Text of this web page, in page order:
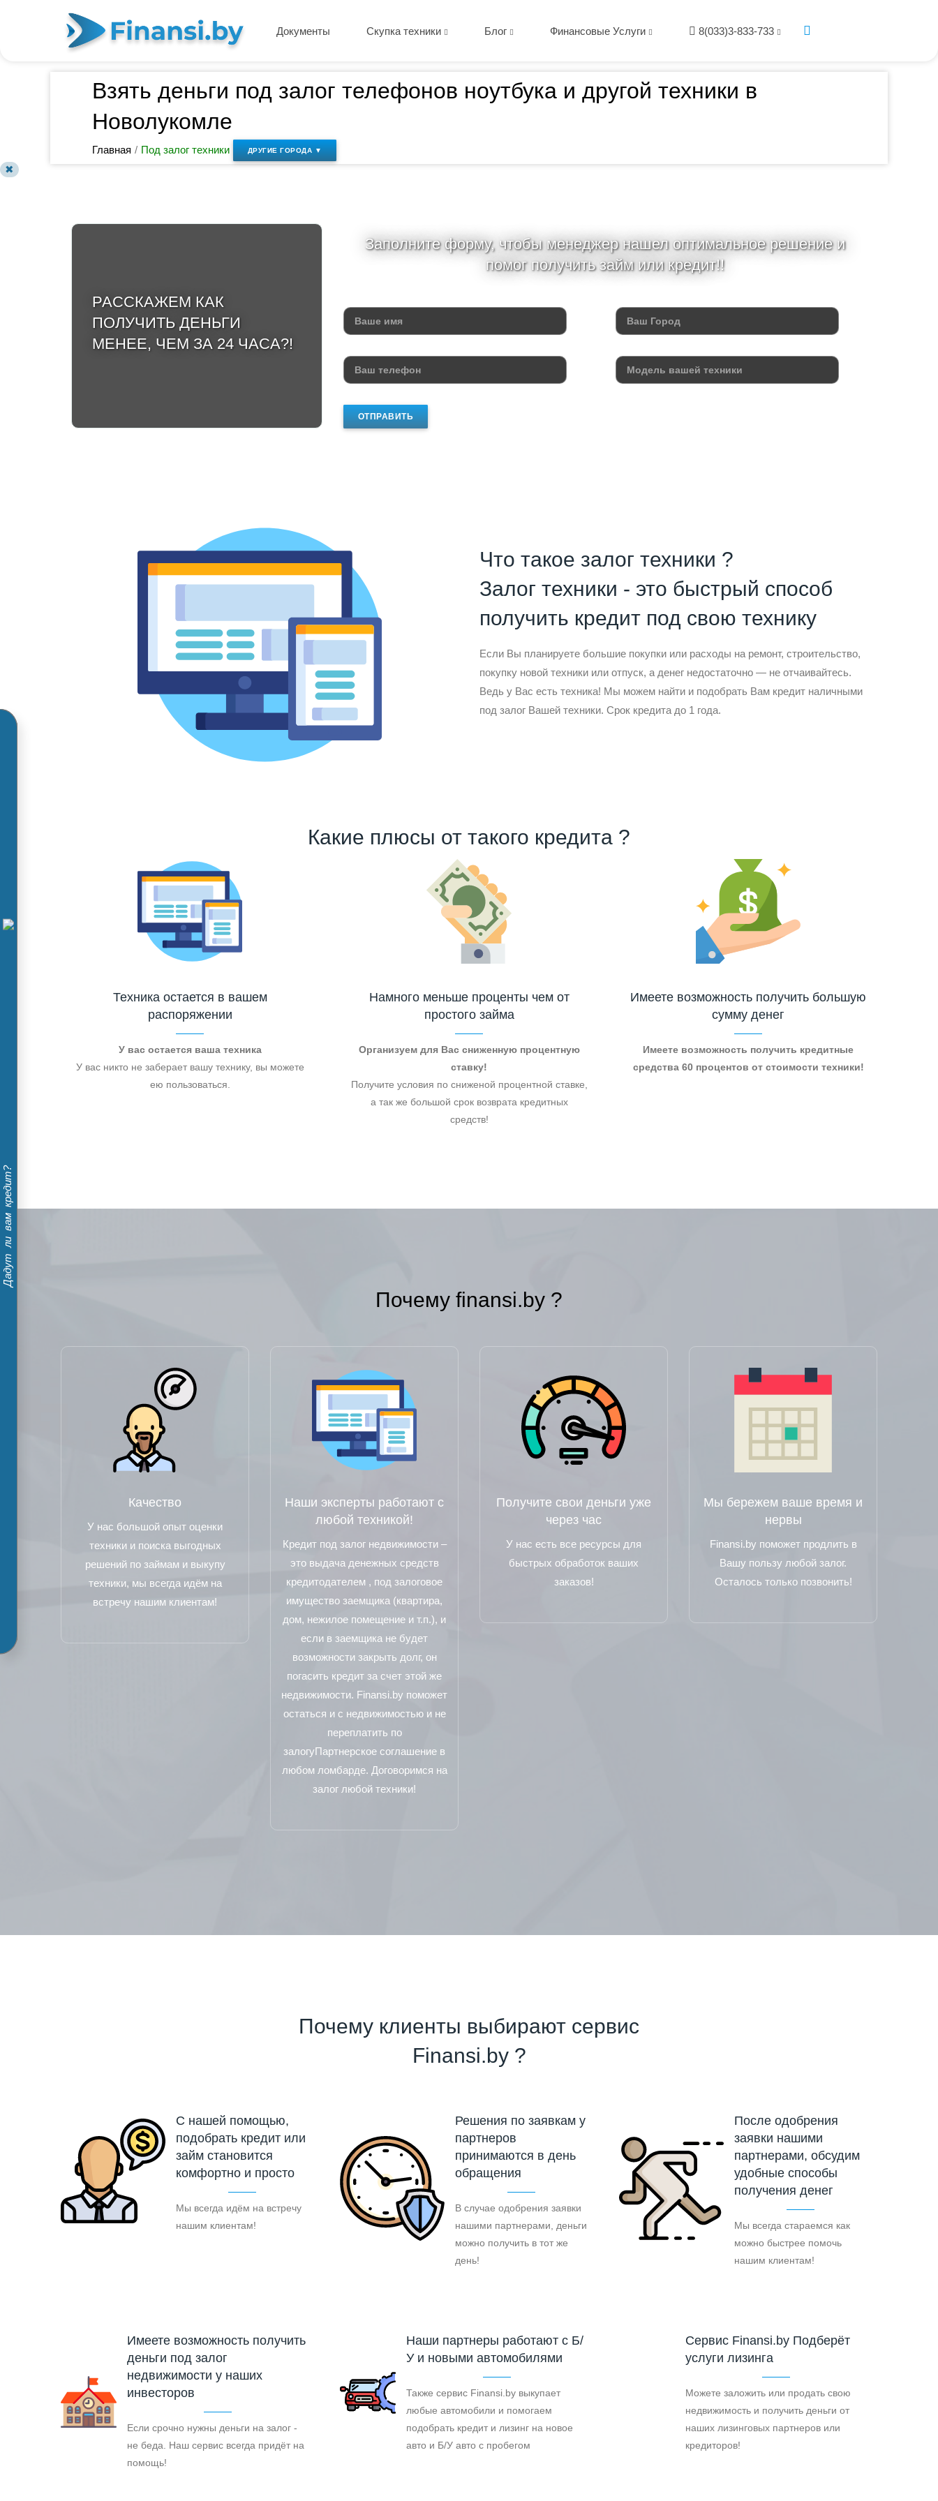
Документы Скупка техники Блог Финансовые Услуги 8(033)3-833-733
✖
Дадут ли вам кредит?
Взять деньги под залог телефонов ноутбука и другой техники в
Новолукомле
Главная / Под залог техники ДРУГИЕ ГОРОДА ▼
РАССКАЖЕМ КАК
ПОЛУЧИТЬ ДЕНЬГИ
МЕНЕЕ, ЧЕМ ЗА 24 ЧАСА?!
Заполните форму, чтобы менеджер нашел оптимальное решение и
помог получить займ или кредит!!
ОТПРАВИТЬ
Что такое залог техники ?
Залог техники - это быстрый способ
получить кредит под свою технику
Если Вы планируете большие покупки или расходы на ремонт, строительство,
покупку новой техники или отпуск, а денег недостаточно — не отчаивайтесь.
Ведь у Вас есть техника! Мы можем найти и подобрать Вам кредит наличными
под залог Вашей техники. Срок кредита до 1 года.
Какие плюсы от такого кредита ?
Техника остается в вашем
распоряжении
У вас остается ваша техника
У вас никто не заберает вашу технику, вы можете
ею пользоваться.
Намного меньше проценты чем от
простого займа
Организуем для Вас сниженную процентную
ставку!
Получите условия по сниженой процентной ставке,
а так же большой срок возврата кредитных
средств!
Имеете возможность получить большую
сумму денег
Имеете возможность получить кредитные
средства 60 процентов от стоимости техники!
Почему finansi.by ?
Качество
У нас большой опыт оценки
техники и поиска выгодных
решений по займам и выкупу
техники, мы всегда идём на
встречу нашим клиентам!
Наши эксперты работают с
любой техникой!
Кредит под залог недвижимости –
это выдача денежных средств
кредитодателем , под залоговое
имущество заемщика (квартира,
дом, нежилое помещение и т.п.), и
если в заемщика не будет
возможности закрыть долг, он
погасить кредит за счет этой же
недвижимости. Finansi.by поможет
остаться и с недвижимостью и не
переплатить по
залогуПартнерское соглашение в
любом ломбарде. Договоримся на
залог любой техники!
Получите свои деньги уже
через час
У нас есть все ресурсы для
быстрых обработок ваших
заказов!
Мы бережем ваше время и
нервы
Finansi.by поможет продлить в
Вашу пользу любой залог.
Осталось только позвонить!
Почему клиенты выбирают сервис
Finansi.by ?
С нашей помощью,
подобрать кредит или
займ становится
комфортно и просто
Мы всегда идём на встречу
нашим клиентам!
Решения по заявкам у
партнеров
принимаются в день
обращения
В случае одобрения заявки
нашими партнерами, деньги
можно получить в тот же
день!
После одобрения
заявки нашими
партнерами, обсудим
удобные способы
получения денег
Мы всегда стараемся как
можно быстрее помочь
нашим клиентам!
Имеете возможность получить
деньги под залог
недвижимости у наших
инвесторов
Если срочно нужны деньги на залог -
не беда. Наш сервис всегда придёт на
помощь!
Наши партнеры работают с Б/
У и новыми автомобилями
Также сервис Finansi.by выкупает
любые автомобили и помогаем
подобрать кредит и лизинг на новое
авто и Б/У авто с пробегом
Cервис Finansi.by Подберёт
услуги лизинга
Можете заложить или продать свою
недвижимость и получить деньги от
наших лизинговых партнеров или
кредиторов!